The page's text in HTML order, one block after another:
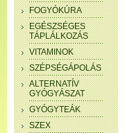
FOGYÓKÚRA
EGÉSZSÉGES
TÁPLÁLKOZÁS
VITAMINOK
SZÉPSÉGÁPOLÁS
ALTERNATÍV
GYÓGYÁSZAT
GYÓGYTEÁK
SZEX